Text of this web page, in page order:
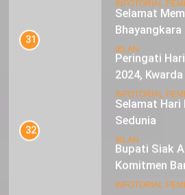
Selamat
Bhayangkara
IKLAN
Selamat Hari
Sedunia
IKLAN
31
Peringati
2024,
Sebagai
32
Bupati Siak
Komitmen
Nasionalisme